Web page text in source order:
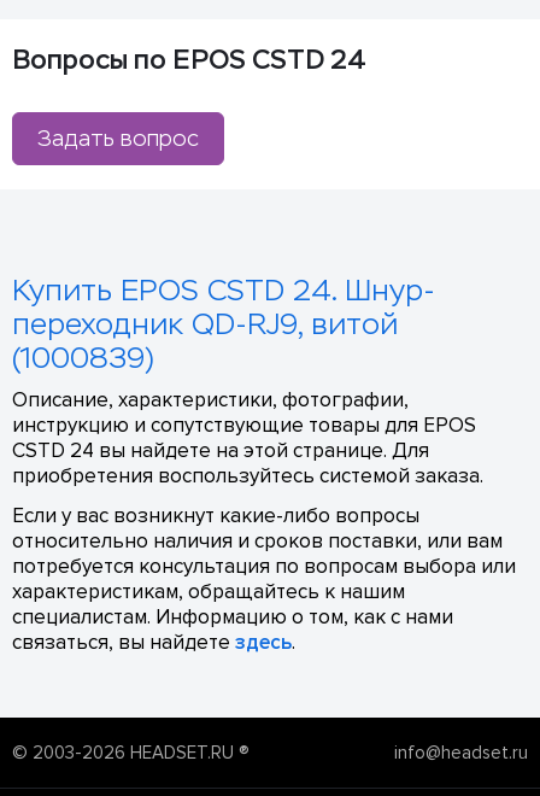
Вопросы по EPOS CSTD 24
Задать вопрос
Купить EPOS CSTD 24. Шнур-
переходник QD-RJ9, витой
(1000839)
Описание, характеристики, фотографии,
инструкцию и сопутствующие товары для EPOS
CSTD 24 вы найдете на этой странице. Для
приобретения воспользуйтесь системой заказа.
Если у вас возникнут какие-либо вопросы
относительно наличия и сроков поставки, или вам
потребуется консультация по вопросам выбора или
характеристикам, обращайтесь к нашим
специалистам. Информацию о том, как с нами
связаться, вы найдете здесь.
© 2003-2026 HEADSET.RU ® info@headset.ru